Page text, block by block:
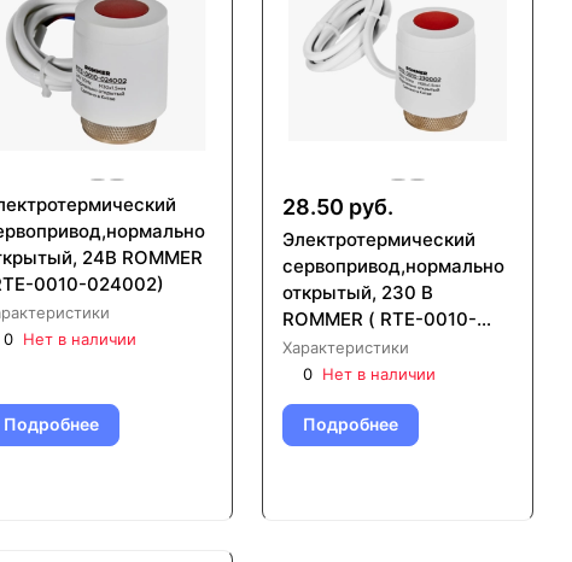
24В ROMMER
0010-024002)
0 Нет в наличии
Подробнее
28.50 руб.
Электротермический
сервопривод,нормально
открытый, 230 В
ROMMER ( RTE-0010-
230002)
Характеристики
0 Нет в наличии
Подробнее